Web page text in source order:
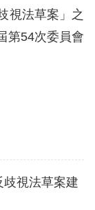
視法草案」之
第54次委員會
歧視法草案建